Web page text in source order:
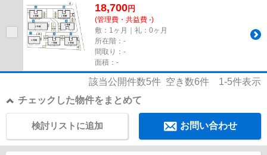
18,700円
(管理費・共益費 -)
敷：1ヶ月｜礼：0ヶ月
所在階：-
間取り：-
面積：-
該当公開件数5件 空き数6件 1-5件表示
チェックした物件をまとめて
お問い合わせ
検討リストに追加